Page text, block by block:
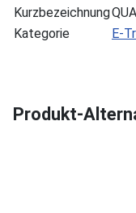
Kurzbezeichnung
Kategorie
E-
Produkt-